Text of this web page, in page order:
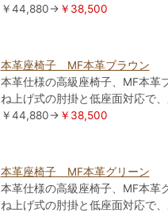
￥44,880→ ￥38,500
本革座椅子 MF本革ブラウン
本革仕様の高級座椅子、MF本革
ね上げ式の肘掛と低座面対応で
￥44,880→ ￥38,500
本革座椅子 MF本革グリーン
本革仕様の高級座椅子、MF本革
ね上げ式の肘掛と低座面対応で